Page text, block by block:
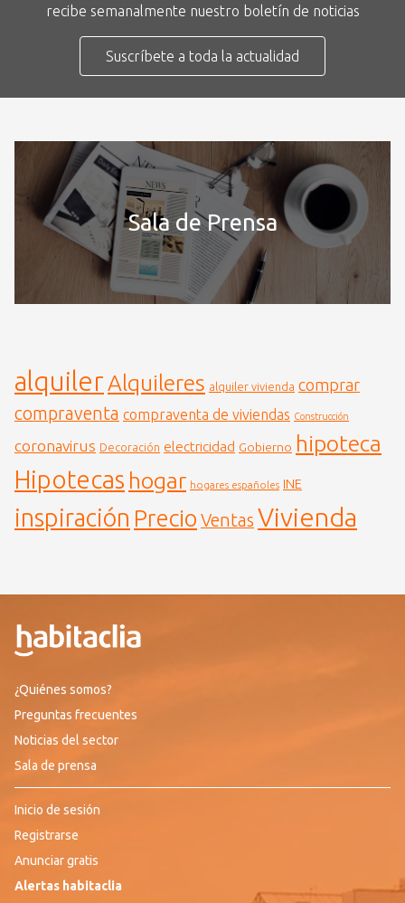
recibe semanalmente nuestro boletín de noticias
Suscríbete a toda la actualidad
Sala de Prensa
alquiler Alquileres alquiler vivienda comprar
compraventa compraventa de viviendas Construcción
coronavirus Decoración electricidad Gobierno hipoteca
Hipotecas hogar hogares españoles INE
inspiración Precio Ventas Vivienda
¿Quiénes somos?
Preguntas frecuentes
Noticias del sector
Sala de prensa
Inicio de sesión
Registrarse
Anunciar gratis
Alertas habitaclia